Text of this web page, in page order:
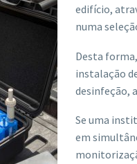
edifício,
numa
Desta
instalação
desinfeção,
Se uma
em